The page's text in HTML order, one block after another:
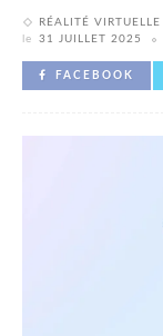
RÉALITÉ
le
31 JUILLET 2025
FACEBOOK